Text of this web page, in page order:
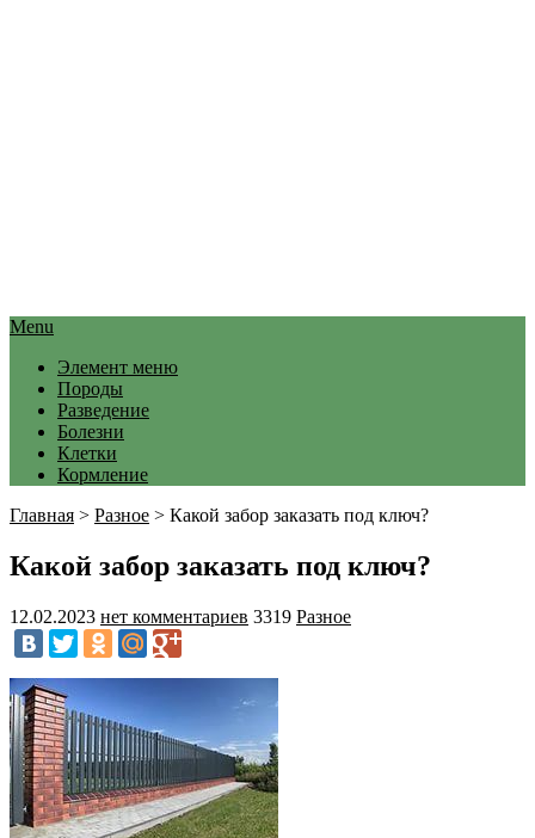
Menu
Элемент меню
Породы
Разведение
Болезни
Клетки
Кормление
Главная > Разное > Какой забор заказать под ключ?
Какой забор заказать под ключ?
12.02.2023 нет комментариев 3319 Разное